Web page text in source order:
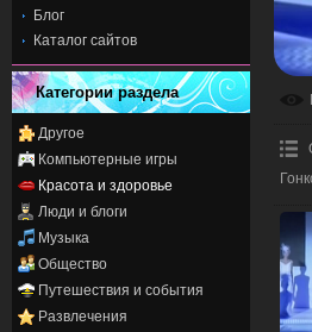
Блог
Каталог сайтов
Категории раздела
Другое
Компьютерные игры
Красота и здоровье
Люди и блоги
Музыка
Общество
Путешествия и события
Развлечения